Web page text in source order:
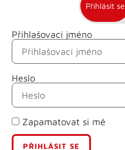
Přihlásit se
Přihlašovací jméno
Heslo
Zapamatovat si mě
Jméno
Příjmení
E-mail